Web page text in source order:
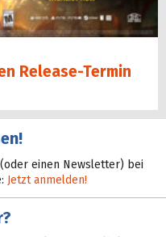
Release-Termin
einen Newsletter) bei
Jetzt anmelden!